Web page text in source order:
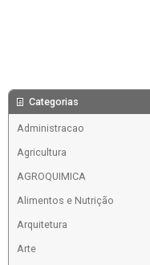
Categorias
Administracao
Agricultura
AGROQUIMICA
Alimentos e Nutrição
Arquitetura
Arte